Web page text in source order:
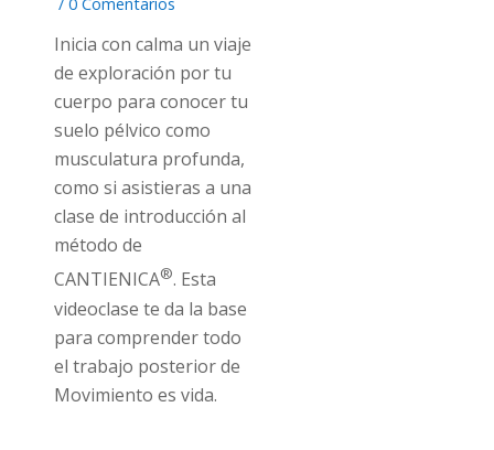
Inicia con calma un viaje
de exploración por tu
cuerpo para conocer tu
suelo pélvico como
musculatura profunda,
como si asistieras a una
clase de introducción al
método de
CANTIENICA®. Esta
videoclase te da la base
para comprender todo
el trabajo posterior de
Movimiento es vida.